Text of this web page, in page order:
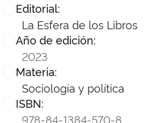
Editorial:
La Esfera de los Libros
Año de edición:
2023
Materia:
Sociología y política
ISBN:
978-84-1384-570-8